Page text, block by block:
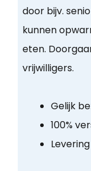
door bijv.
kunnen
eten.
vrijwilligers.
Gelijk
100%